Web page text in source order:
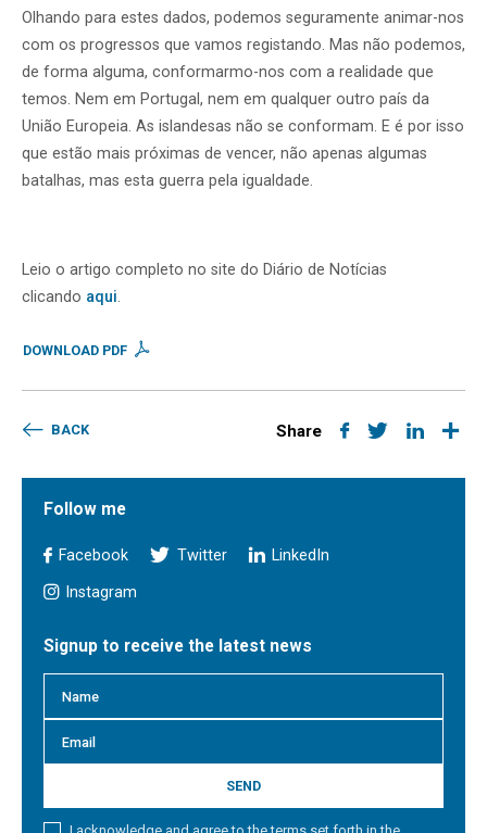
Olhando para estes dados, podemos seguramente animar-nos
com os progressos que vamos registando. Mas não podemos,
de forma alguma, conformarmo-nos com a realidade que
temos. Nem em Portugal, nem em qualquer outro país da
União Europeia. As islandesas não se conformam. E é por isso
que estão mais próximas de vencer, não apenas algumas
batalhas, mas esta guerra pela igualdade.
Leio o artigo completo no site do Diário de Notícias
clicando aqui.
DOWNLOAD PDF
BACK Share
Follow me
Facebook Twitter LinkedIn
Instagram
Signup to receive the latest news
SEND